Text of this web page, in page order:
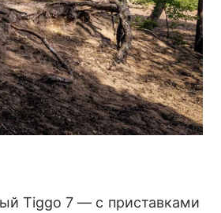
Tiggo 7 — с приставками